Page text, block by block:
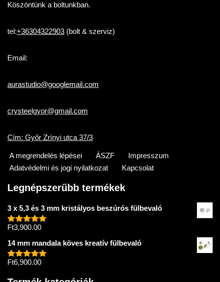
Köszöntünk a boltunkban.
tel:+36304322903 (bolt & szerviz)
Email:
aurastudio@googlemail.com
crysteelgyor@gmail.com
Cím: Győr Zrínyi utca 37/3
A megrendelés lépései ÁSZF
Impresszum
Adatvédelmi és jogi nyilatkozat
Kapcsolat
Legnépszerűbb termékek
3 x 5,3 és 3 mm kristályos beszúrós fülbevaló
Értékelés:
Ft3,900.00
14 mm mandala köves kreatív fülbevaló
Értékelés:
Ft6,900.00